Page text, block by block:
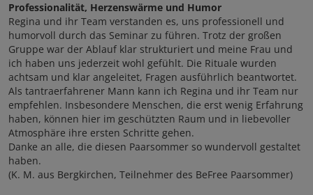
Professionalität, Herzenswärme und Humor
Regina und ihr Team verstanden es, uns professionell und
humorvoll durch das Seminar zu führen. Trotz der großen
Gruppe war der Ablauf klar strukturiert und meine Frau und
ich haben uns jederzeit wohl gefühlt. Die Rituale wurden
achtsam und klar angeleitet, Fragen ausführlich beantwortet.
Als tantraerfahrener Mann kann ich Regina und ihr Team nur
empfehlen. Insbesondere Menschen, die erst wenig Erfahrung
haben, können hier im geschützten Raum und in liebevoller
Atmosphäre ihre ersten Schritte gehen.
Danke an alle, die diesen Paarsommer so wundervoll gestaltet
haben.
(K. M. aus Bergkirchen, Teilnehmer des BeFree Paarsommer)